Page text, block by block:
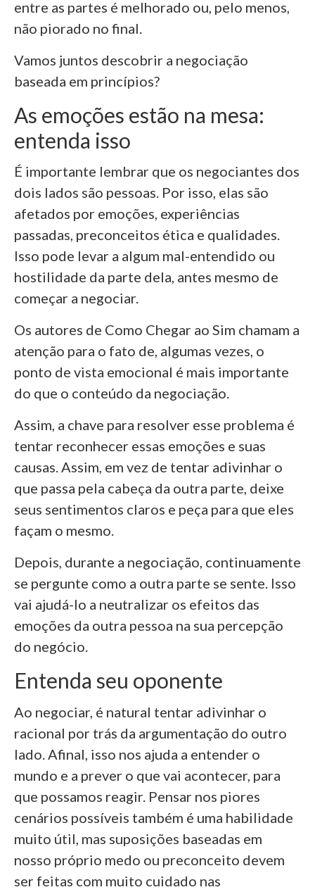
entre as partes é melhorado ou, pelo menos,
não piorado no final.
Vamos juntos descobrir a negociação
baseada em princípios?
As emoções estão na mesa:
entenda isso
É importante lembrar que os negociantes dos
dois lados são pessoas. Por isso, elas são
afetados por emoções, experiências
passadas, preconceitos ética e qualidades.
Isso pode levar a algum mal-entendido ou
hostilidade da parte dela, antes mesmo de
começar a negociar.
Os autores de Como Chegar ao Sim chamam a
atenção para o fato de, algumas vezes, o
ponto de vista emocional é mais importante
do que o conteúdo da negociação.
Assim, a chave para resolver esse problema é
tentar reconhecer essas emoções e suas
causas. Assim, em vez de tentar adivinhar o
que passa pela cabeça da outra parte, deixe
seus sentimentos claros e peça para que eles
façam o mesmo.
Depois, durante a negociação, continuamente
se pergunte como a outra parte se sente. Isso
vai ajudá-lo a neutralizar os efeitos das
emoções da outra pessoa na sua percepção
do negócio.
Entenda seu oponente
Ao negociar, é natural tentar adivinhar o
racional por trás da argumentação do outro
lado. Afinal, isso nos ajuda a entender o
mundo e a prever o que vai acontecer, para
que possamos reagir. Pensar nos piores
cenários possíveis também é uma habilidade
muito útil, mas suposições baseadas em
nosso próprio medo ou preconceito devem
ser feitas com muito cuidado nas